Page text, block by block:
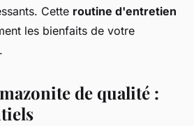
Cette routine d'entretien
les bienfaits de votre
de qualité :